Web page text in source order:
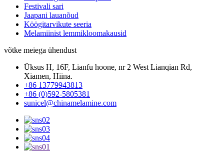
Festivali sari
Jaapani lauanõud
Köögitarvikute seeria
Melamiinist lemmikloomakausid
võtke meiega ühendust
Üksus H, 16F, Lianfu hoone, nr 2 West Lianqian Rd,
Xiamen, Hiina.
+86 13779943813
+86 (0)592-5805381
sunicel@chinamelamine.com